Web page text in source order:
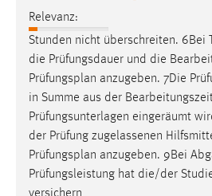
Relevanz:
Stunden nicht überschreiten. 6Bei
die Prüfungsdauer und die
Prüfungsplan anzugeben. 7Die
in Summe aus der
Prüfungsunterlagen eingeräumt
der Prüfung zugelassenen
Prüfungsplan anzugeben. 9Bei
Prüfungsleistung hat die/der
versichern